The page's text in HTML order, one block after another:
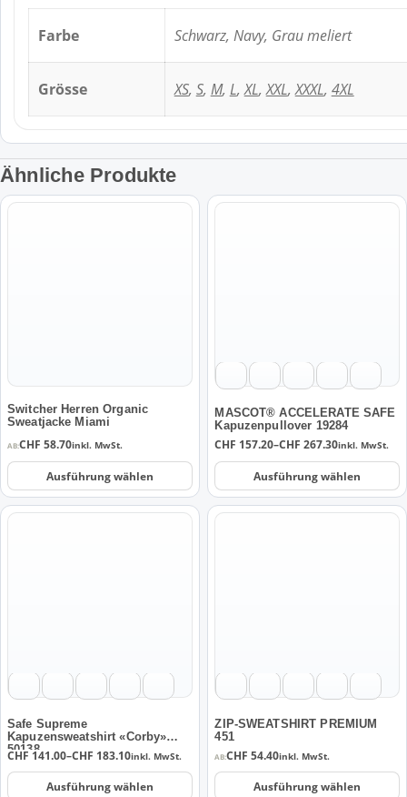
Farbe Schwarz, Navy, Grau meliert
Grösse XS, S, M, L,XL,XXL,XXXL, 4XL
Ähnliche Produkte
Switcher Herren Organic
Sweatjacke Miami
AB:CHF 58.70inkl. MwSt.
Ausführung wählen
auf
der
Produktseite
gewählt
werden
MASCOT® ACCELERATE SAFE
Kapuzenpullover 19284
CHF 157.20–CHF 267.30
Preisspanne:
bis
CHF 267.30
inkl. MwSt.
Ausführung wählen
können
auf
der
Produktseite
gewählt
werden
Safe Supreme
Kapuzensweatshirt «Corby»
50138
CHF 141.00–CHF 183.10
Preisspanne:
bis
CHF 183.10
inkl. MwSt.
Ausführung wählen
können
auf
der
Produktseite
gewählt
werden
ZIP-SWEATSHIRT PREMIUM
451
AB:CHF 54.40inkl. MwSt.
Ausführung wählen
können
auf
der
Produktseite
gewählt
werden